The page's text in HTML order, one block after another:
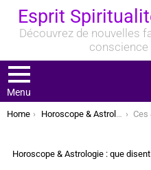
Esprit
Découvrez de nouvelles
conscience
Menu
You are here:
Home Horoscope & Astrologie : que disent les astres ? Ces 4 signes du
Horoscope & Astrologie : que